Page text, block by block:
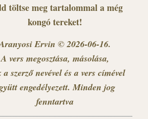
töltse meg tartalommal a még
kongó tereket!
Ervin © 2026-06-16.
A vers megosztása, másolása,
a szerző nevével és a vers címével
engedélyezett. Minden jog
fenntartva